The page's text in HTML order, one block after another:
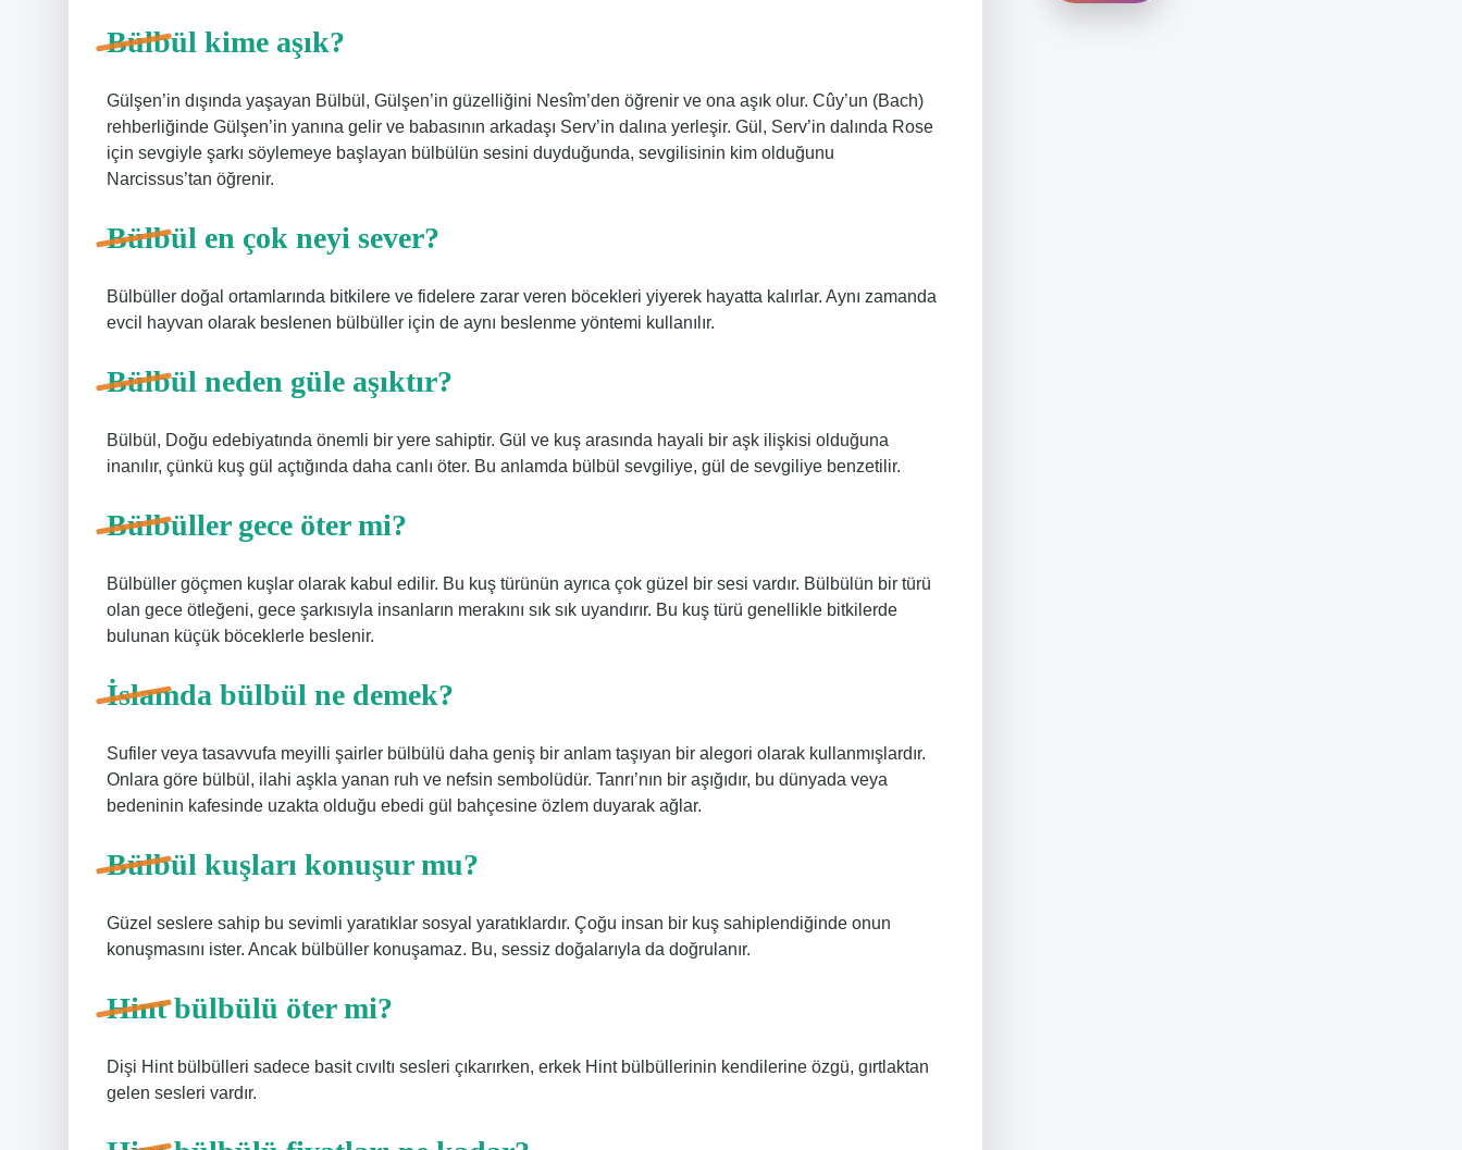
Bülbül kime aşık?
Gülşen’in dışında yaşayan Bülbül, Gülşen’in güzelliğini Nesîm’den öğrenir ve ona aşık olur. Cûy’un (Bach)
rehberliğinde Gülşen’in yanına gelir ve babasının arkadaşı Serv’in dalına yerleşir. Gül, Serv’in dalında Rose
için sevgiyle şarkı söylemeye başlayan bülbülün sesini duyduğunda, sevgilisinin kim olduğunu
Narcissus’tan öğrenir.
Bülbül en çok neyi sever?
Bülbüller doğal ortamlarında bitkilere ve fidelere zarar veren böcekleri yiyerek hayatta kalırlar. Aynı zamanda
evcil hayvan olarak beslenen bülbüller için de aynı beslenme yöntemi kullanılır.
Bülbül neden güle aşıktır?
Bülbül, Doğu edebiyatında önemli bir yere sahiptir. Gül ve kuş arasında hayali bir aşk ilişkisi olduğuna
inanılır, çünkü kuş gül açtığında daha canlı öter. Bu anlamda bülbül sevgiliye, gül de sevgiliye benzetilir.
Bülbüller gece öter mi?
Bülbüller göçmen kuşlar olarak kabul edilir. Bu kuş türünün ayrıca çok güzel bir sesi vardır. Bülbülün bir türü
olan gece ötleğeni, gece şarkısıyla insanların merakını sık sık uyandırır. Bu kuş türü genellikle bitkilerde
bulunan küçük böceklerle beslenir.
İslamda bülbül ne demek?
Sufiler veya tasavvufa meyilli şairler bülbülü daha geniş bir anlam taşıyan bir alegori olarak kullanmışlardır.
Onlara göre bülbül, ilahi aşkla yanan ruh ve nefsin sembolüdür. Tanrı’nın bir aşığıdır, bu dünyada veya
bedeninin kafesinde uzakta olduğu ebedi gül bahçesine özlem duyarak ağlar.
Bülbül kuşları konuşur mu?
Güzel seslere sahip bu sevimli yaratıklar sosyal yaratıklardır. Çoğu insan bir kuş sahiplendiğinde onun
konuşmasını ister. Ancak bülbüller konuşamaz. Bu, sessiz doğalarıyla da doğrulanır.
Hint bülbülü öter mi?
Dişi Hint bülbülleri sadece basit cıvıltı sesleri çıkarırken, erkek Hint bülbüllerinin kendilerine özgü, gırtlaktan
gelen sesleri vardır.